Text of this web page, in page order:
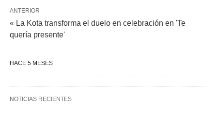
ANTERIOR
« La Kota transforma el duelo en celebración en 'Te
quería presente'
HACE 5 MESES
NOTICIAS RECIENTES